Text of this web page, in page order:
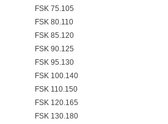
FSK 75.105
FSK 80.110
FSK 85.120
FSK 90.125
FSK 95.130
FSK 100.140
FSK 110.150
FSK 120.165
FSK 130.180